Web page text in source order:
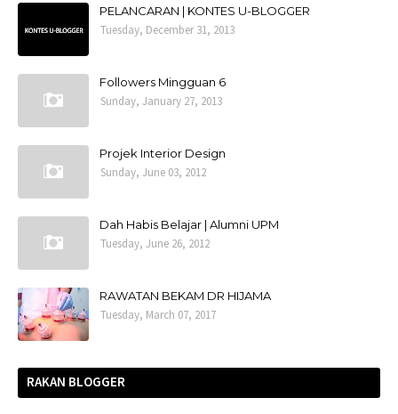
PELANCARAN | KONTES U-BLOGGER
Tuesday, December 31, 2013
Followers Mingguan 6
Sunday, January 27, 2013
Projek Interior Design
Sunday, June 03, 2012
Dah Habis Belajar | Alumni UPM
Tuesday, June 26, 2012
RAWATAN BEKAM DR HIJAMA
Tuesday, March 07, 2017
RAKAN BLOGGER